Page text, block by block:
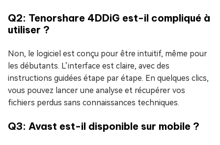
Q2: Tenorshare 4DDiG est-il compliqué à
utiliser ?
Non, le logiciel est conçu pour être intuitif, même pour
les débutants. L’interface est claire, avec des
instructions guidées étape par étape. En quelques clics,
vous pouvez lancer une analyse et récupérer vos
fichiers perdus sans connaissances techniques.
Q3: Avast est-il disponible sur mobile ?